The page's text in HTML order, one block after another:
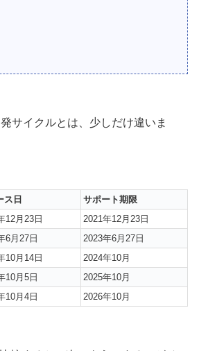
サイクルとは、少しだけ違いま
ス日
サポート期限
12月23日
2021年12月23日
6月27日
2023年6月27日
10月14日
2024年10月
10月5日
2025年10月
10月4日 2026年10月